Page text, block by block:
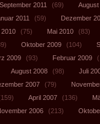
September 2011 (69)
August
2011 (59)
Dezember
(75) Mai 2010
(83)
Oktober 2009 (104)
2009 (93) Februar 2009
August 2008 (98)
Juli
2007 (79)
April 2007 (136)
2006
(213)